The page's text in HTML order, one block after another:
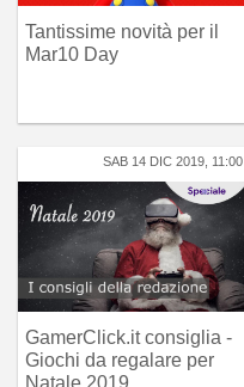
Tantissime novità per il
Mar10 Day
SAB 14 DIC 2019, 11:00
GamerClick.it consiglia -
Giochi da regalare per